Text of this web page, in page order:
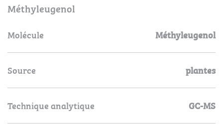
Méthyleugenol
Molécule Méthyleugenol
Source plantes
Technique analytique GC-MS